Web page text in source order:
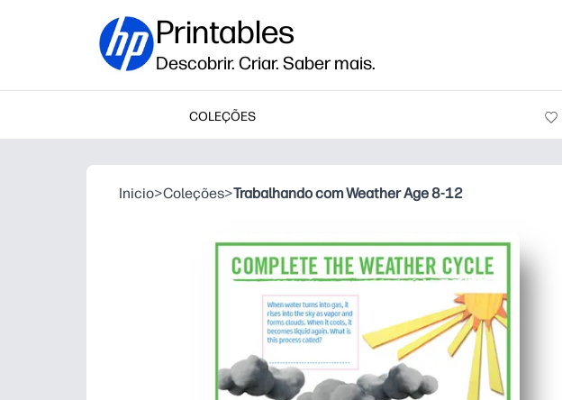
Printables
Descobrir. Criar. Saber mais.
COLEÇÕES
Inicio>Coleções>Trabalhando com Weather Age 8-12